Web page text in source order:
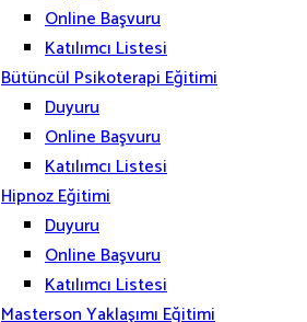
Online Başvuru
Katılımcı Listesi
Bütüncül Psikoterapi Eğitimi
Duyuru
Online Başvuru
Katılımcı Listesi
Hipnoz Eğitimi
Duyuru
Online Başvuru
Katılımcı Listesi
Masterson Yaklaşımı Eğitimi